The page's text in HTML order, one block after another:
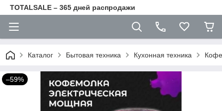
TOTALSALE – 365 дней распродажи
Каталог Бытовая техника Кухонная техника
–59%